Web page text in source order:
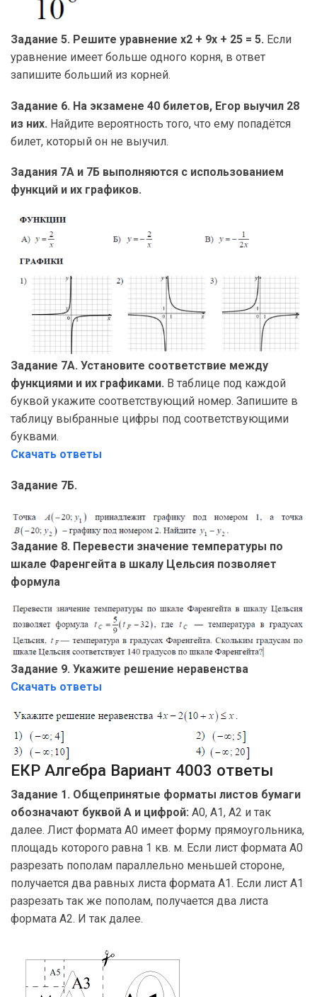
Задание 5. Решите уравнение x2 + 9x + 25 = 5. Если
уравнение имеет больше одного корня, в ответ
запишите больший из корней.
Задание 6. На экзамене 40 билетов, Егор выучил 28
из них. Найдите вероятность того, что ему попадётся
билет, который он не выучил.
Задания 7А и 7Б выполняются с использованием
функций и их графиков.
Задание 7А. Установите соответствие между
функциями и их графиками. В таблице под каждой
буквой укажите соответствующий номер. Запишите в
таблицу выбранные цифры под соответствующими
буквами.
Скачать ответы
Задание 7Б.
Задание 8. Перевести значение температуры по
шкале Фаренгейта в шкалу Цельсия позволяет
формула
Задание 9. Укажите решение неравенства
Скачать ответы
ЕКР Алгебра Вариант 4003 ответы
Задание 1. Общепринятые форматы листов бумаги
обозначают буквой А и цифрой: А0, А1, А2 и так
далее. Лист формата А0 имеет форму прямоугольника,
площадь которого равна 1 кв. м. Если лист формата А0
разрезать пополам параллельно меньшей стороне,
получается два равных листа формата А1. Если лист А1
разрезать так же пополам, получается два листа
формата А2. И так далее.